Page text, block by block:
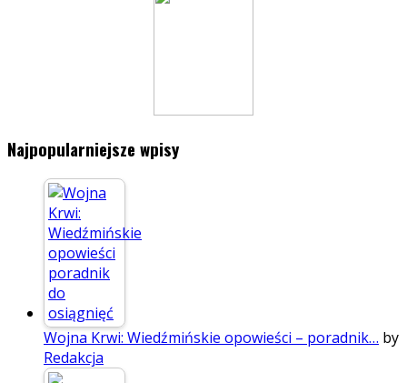
Najpopularniejsze wpisy
Wojna Krwi: Wiedźmińskie opowieści – poradnik… by
Redakcja